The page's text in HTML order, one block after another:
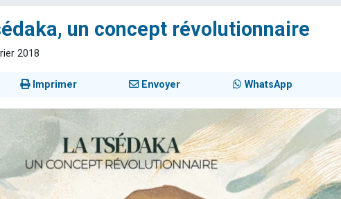
un concept révolutionnaire
2018
Imprimer Envoyer WhatsApp